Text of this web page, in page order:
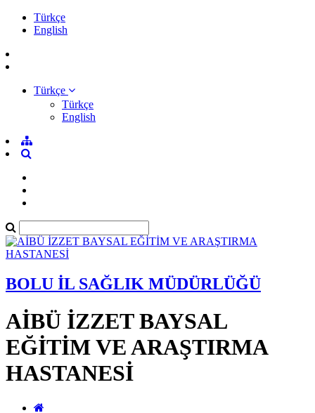
Türkçe
English
Türkçe
Türkçe
English
BOLU İL SAĞLIK MÜDÜRLÜĞÜ
AİBÜ İZZET BAYSAL
EĞİTİM VE ARAŞTIRMA
HASTANESİ